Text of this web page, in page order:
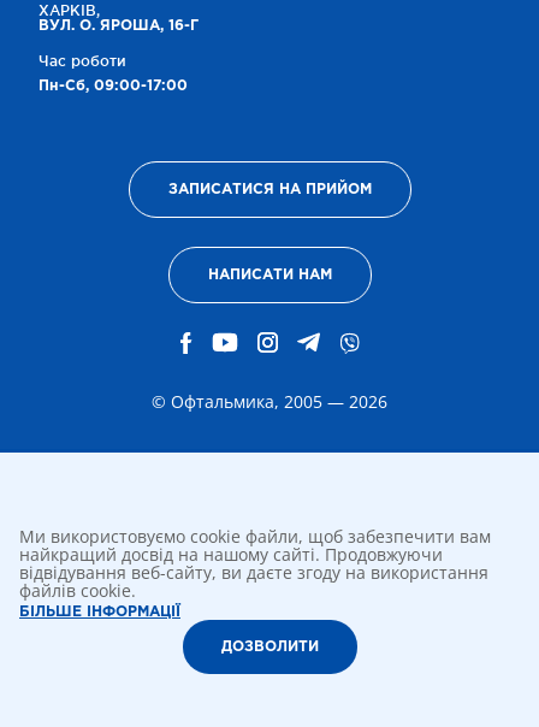
ХАРКІВ,
ВУЛ. О. ЯРОША, 16-Г
Час роботи
Пн-Сб, 09:00-17:00
ЗАПИСАТИСЯ НА ПРИЙОМ
НАПИСАТИ НАМ
© Офтальмика, 2005 — 2026
Ми використовуємо cookie файли, щоб забезпечити вам
найкращий досвід на нашому сайті. Продовжуючи
відвідування веб-сайту, ви даєте згоду на використання
файлів cookie.
БІЛЬШЕ ІНФОРМАЦІЇ
ДОЗВОЛИТИ